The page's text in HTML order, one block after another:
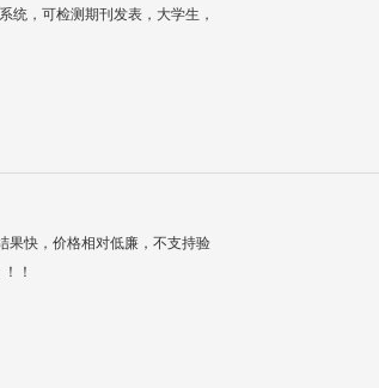
统，可检测期刊发表，大学生，
果快，价格相对低廉，不支持验
！